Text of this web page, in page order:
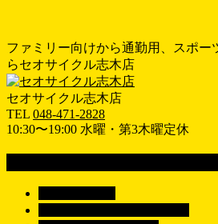
ファミリー向けから通勤用、スポー
らセオサイクル志木店
セオサイクル志木店
TEL 048-471-2828
10:30〜19:00 水曜・第3木曜定休